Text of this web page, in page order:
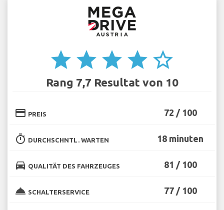
star star star star star_border
Rang 7,7 Resultat von 10
credit_card PREIS 72 / 100
timer DURCHSCHNTL. WARTEN 18 minuten
directions_car QUALITÄT DES FAHRZEUGES 81 / 100
room_service SCHALTERSERVICE 77 / 100